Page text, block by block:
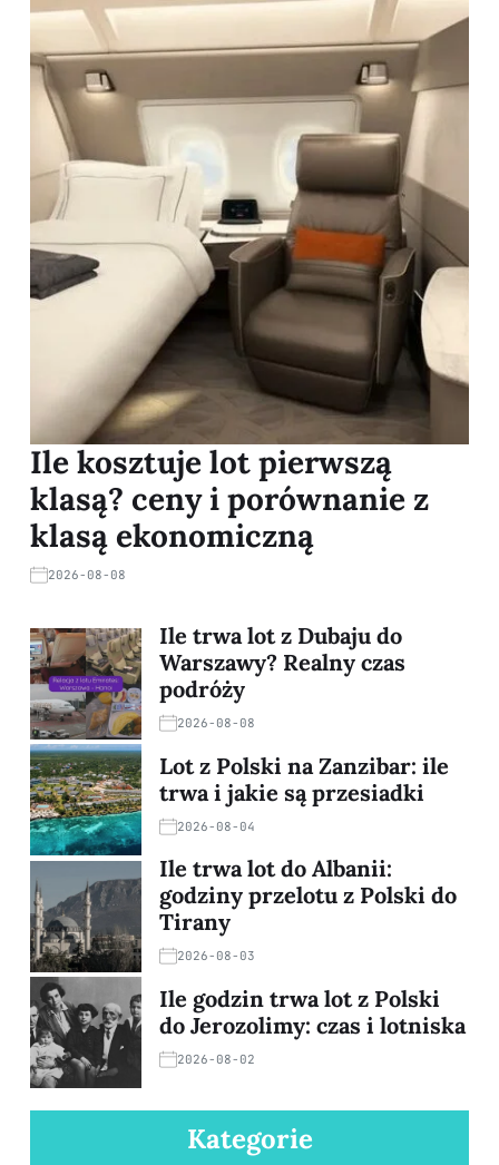
Ile kosztuje lot pierwszą
klasą? ceny i porównanie z
klasą ekonomiczną
2026-08-08
Ile trwa lot z Dubaju do
Warszawy? Realny czas
podróży
2026-08-08
Lot z Polski na Zanzibar: ile
trwa i jakie są przesiadki
2026-08-04
Ile trwa lot do Albanii:
godziny przelotu z Polski do
Tirany
2026-08-03
Ile godzin trwa lot z Polski
do Jerozolimy: czas i lotniska
2026-08-02
Kategorie